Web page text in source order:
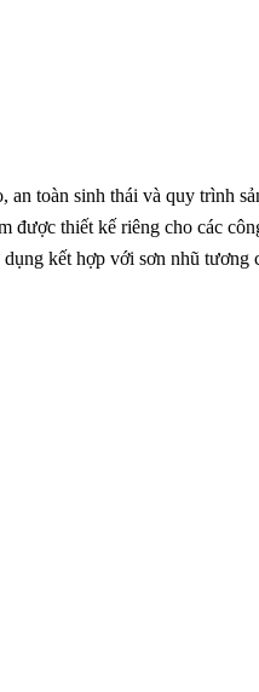
toàn sinh thái và quy trình
được thiết kế riêng cho các
kết hợp với sơn nhũ tương